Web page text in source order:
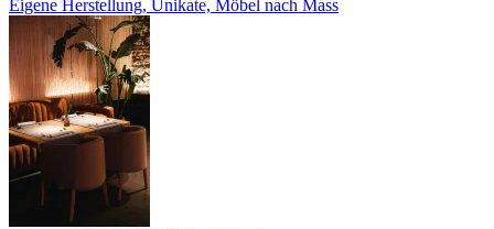
Eigene Herstellung, Unikate, Möbel nach Mass